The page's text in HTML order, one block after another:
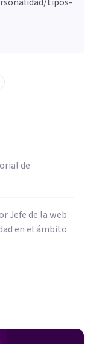
de
Jefe de la web
en el ámbito